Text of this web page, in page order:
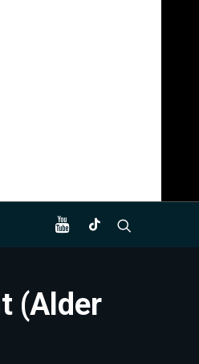
(Alder